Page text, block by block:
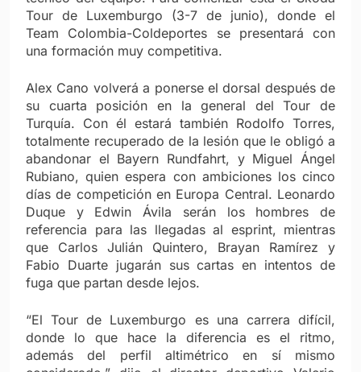
Tour de Luxemburgo (3-7 de junio), donde el
Team Colombia-Coldeportes se presentará con
una formación muy competitiva.
Alex Cano volverá a ponerse el dorsal después de
su cuarta posición en la general del Tour de
Turquía. Con él estará también Rodolfo Torres,
totalmente recuperado de la lesión que le obligó a
abandonar el Bayern Rundfahrt, y Miguel Ángel
Rubiano, quien espera con ambiciones los cinco
días de competición en Europa Central. Leonardo
Duque y Edwin Ávila serán los hombres de
referencia para las llegadas al esprint, mientras
que Carlos Julián Quintero, Brayan Ramírez y
Fabio Duarte jugarán sus cartas en intentos de
fuga que partan desde lejos.
“El Tour de Luxemburgo es una carrera difícil,
donde lo que hace la diferencia es el ritmo,
además del perfil altimétrico en sí mismo